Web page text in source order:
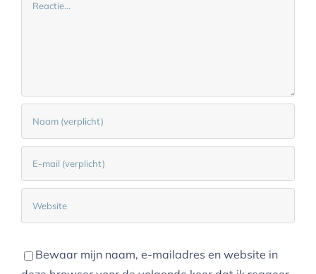
Bewaar mijn naam, e-mailadres en website in